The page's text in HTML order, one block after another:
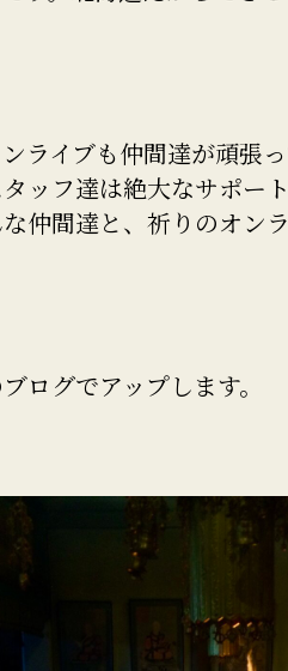
ライブも仲間達が頑張
ッフ達は絶大なサポー
仲間達と、祈りのオン
ログでアップします。